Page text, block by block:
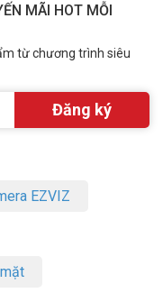
MÃI HOT MỖI
từ chương trình siêu
EZVIZ